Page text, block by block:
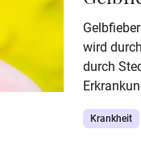
wird
durch
endet in
mit einem
Krankheit